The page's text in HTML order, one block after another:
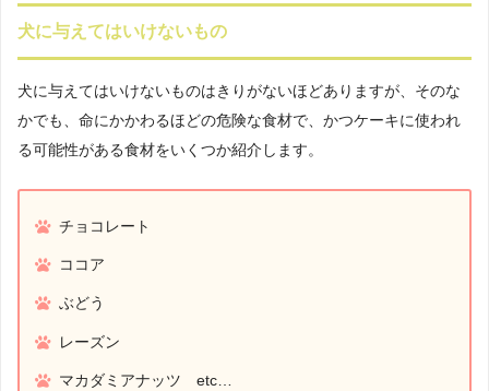
犬に与えてはいけないもの
犬に与えてはいけないものはきりがないほどありますが、そのな
かでも、命にかかわるほどの危険な食材で、かつケーキに使われ
る可能性がある食材をいくつか紹介します。
チョコレート
ココア
ぶどう
レーズン
マカダミアナッツ etc…